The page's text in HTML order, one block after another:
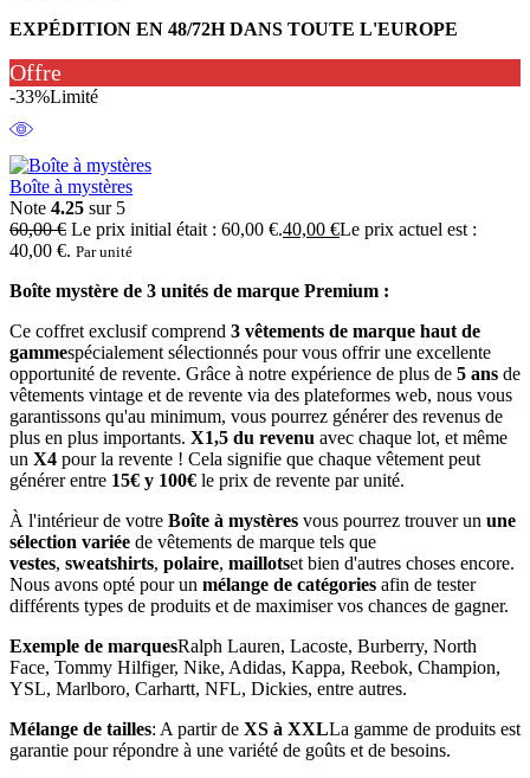
EXPÉDITION EN 48/72H DANS TOUTE L'EUROPE
Offre
-33%Limité
Boîte à mystères
Note 4.25 sur 5
60,00€ Le prix initial était : 60,00 €.40,00 €Le prix actuel est :
40,00 €. Par unité
Boîte mystère de 3 unités de marque Premium :
Ce coffret exclusif comprend 3 vêtements de marque haut de
gammespécialement sélectionnés pour vous offrir une excellente
opportunité de revente. Grâce à notre expérience de plus de 5 ans de
vêtements vintage et de revente via des plateformes web, nous vous
garantissons qu'au minimum, vous pourrez générer des revenus de
plus en plus importants. X1,5 du revenu avec chaque lot, et même
un X4 pour la revente ! Cela signifie que chaque vêtement peut
générer entre 15€ y 100€ le prix de revente par unité.
À l'intérieur de votre Boîte à mystères vous pourrez trouver un une
sélection variée de vêtements de marque tels que
vestes, sweatshirts, polaire, maillotset bien d'autres choses encore.
Nous avons opté pour un mélange de catégories afin de tester
différents types de produits et de maximiser vos chances de gagner.
Exemple de marquesRalph Lauren, Lacoste, Burberry, North
Face, Tommy Hilfiger, Nike, Adidas, Kappa, Reebok, Champion,
YSL, Marlboro, Carhartt, NFL, Dickies, entre autres.
Mélange de tailles: A partir de XS à XXLLa gamme de produits est
garantie pour répondre à une variété de goûts et de besoins.